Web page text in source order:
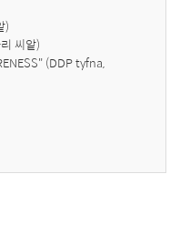
)
씨앝)
(DDP tyfna,